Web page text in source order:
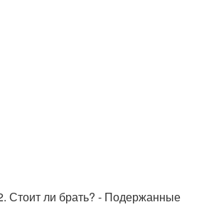
Стоит ли брать? - Подержанные